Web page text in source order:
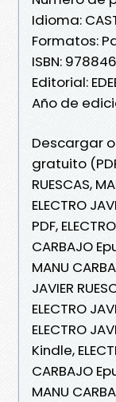
Idioma:
Formatos:
ISBN:
Editorial:
Año de
Descargar o
gratuito
RUESCAS,
ELECTRO
PDF,
CARBAJO
MANU
JAVIER
ELECTRO
ELECTRO
Kindle,
CARBAJO
MANU